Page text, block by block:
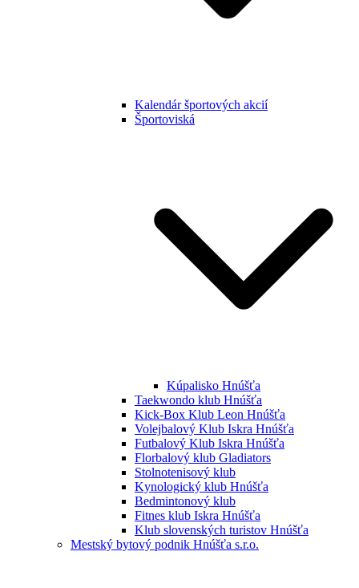
Kalendár športových akcií
Športoviská
Kúpalisko Hnúšťa
Taekwondo klub Hnúšťa
Kick-Box Klub Leon Hnúšťa
Volejbalový Klub Iskra Hnúšťa
Futbalový Klub Iskra Hnúšťa
Florbalový klub Gladiators
Stolnotenisový klub
Kynologický klub Hnúšťa
Bedmintonový klub
Fitnes klub Iskra Hnúšťa
Klub slovenských turistov Hnúšťa
Mestský bytový podnik Hnúšťa s.r.o.